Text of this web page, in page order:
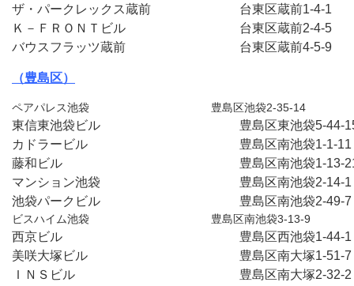
ザ・パークレックス蔵前　　　　　　　台東
Ｋ－ＦＲＯＮＴビル　　　　　　　　　台東区蔵前2-4-5
バウスフラッツ蔵前　　　　　　　　　台東
（豊島区）
ペアパレス池袋　　　　　　　　　　　豊島区池袋2-35-14
東信東池袋ビル　　　　　　　　　　　豊島区
カドラービル　　　　　　　　　　　　豊島区
藤和ビル　　　　　　　　　　　　　　豊島区
マンション池袋　　　　　　　　　　　豊島区
池袋パークビル　　　　　　　　　　　豊島区南池袋2-
ビスハイム池袋　　　　　　　　　　　豊島区南池袋3-13-9
西京ビル　　　　　　　　　　　　　　豊島区
美咲大塚ビル　　　　　　　　　　　　豊島区
ＩＮＳビル　　　　　　　　　　　　　豊島区